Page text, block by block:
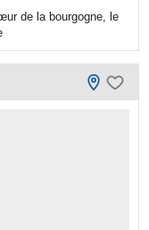
de la bourgogne, le